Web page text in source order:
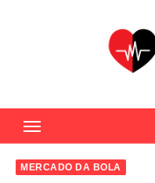
c
MERCADO DA BOLA